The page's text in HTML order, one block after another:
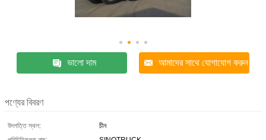
ভালো দাম আমাদের সাথে যোগাযোগ করুন
পণ্যের বিবরণ
উৎপত্তি স্থল:
চীন